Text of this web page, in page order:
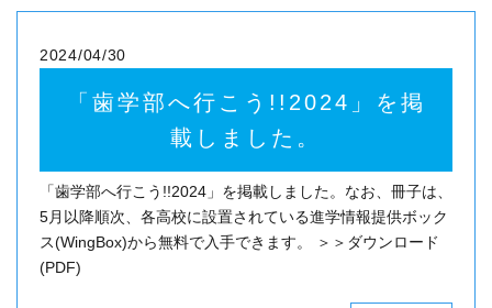
2024/04/30
「歯学部へ行こう!!2024」を掲
載しました。
「歯学部へ行こう!!2024」を掲載しました。なお、冊子は、
5月以降順次、各高校に設置されている進学情報提供ボック
ス(WingBox)から無料で入手できます。 ＞＞ダウンロード
(PDF)